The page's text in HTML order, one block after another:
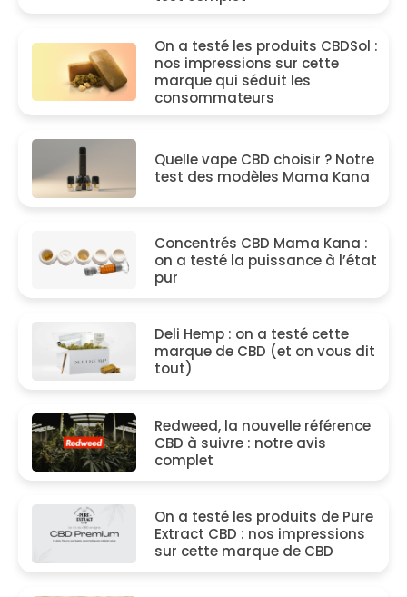
On a testé les produits CBDSol :
nos impressions sur cette
marque qui séduit les
consommateurs
Quelle vape CBD choisir ? Notre
test des modèles Mama Kana
Concentrés CBD Mama Kana :
on a testé la puissance à l’état
pur
Deli Hemp : on a testé cette
marque de CBD (et on vous dit
tout)
Redweed, la nouvelle référence
CBD à suivre : notre avis
complet
On a testé les produits de Pure
Extract CBD : nos impressions
sur cette marque de CBD